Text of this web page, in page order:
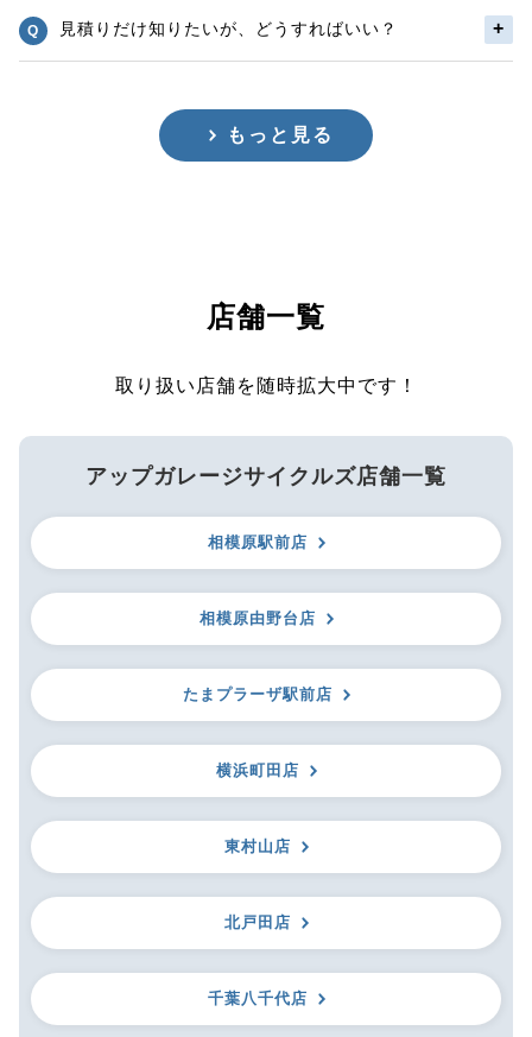
見積りだけ知りたいが、どうすればいい？
もっと見る
店舗一覧
取り扱い店舗を随時拡大中です！
アップガレージサイクルズ店舗一覧
相模原駅前店
相模原由野台店
たまプラーザ駅前店
横浜町田店
東村山店
北戸田店
千葉八千代店